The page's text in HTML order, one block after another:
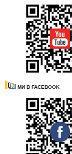
МИ В FACEBOOK